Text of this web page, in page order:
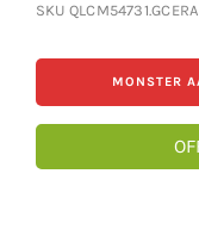
SKU QLCM54731.GCERA
MONSTER